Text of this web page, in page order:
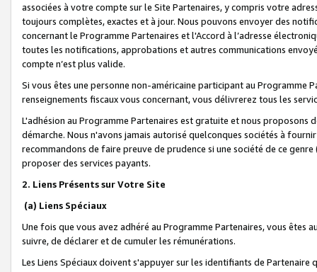
associées à votre compte sur le Site Partenaires, y compris votre
toujours complètes, exactes et à jour. Nous pouvons envoyer des
concernant le Programme Partenaires et l'Accord à l’adresse
toutes les notifications, approbations et autres communications
compte n’est plus valide.
Si vous êtes une personne non-américaine participant au
renseignements fiscaux vous concernant, vous délivrerez tous les
L'adhésion au Programme Partenaires est gratuite et nous proposons
démarche. Nous n'avons jamais autorisé quelconques sociétés à
recommandons de faire preuve de prudence si une société de ce
proposer des services payants.
2. Liens Présents sur Votre Site
(a) Liens Spéciaux
Une fois que vous avez adhéré au Programme Partenaires, vous êtes
suivre, de déclarer et de cumuler les rémunérations.
Les Liens Spéciaux doivent s'appuyer sur les identifiants de Partenaire